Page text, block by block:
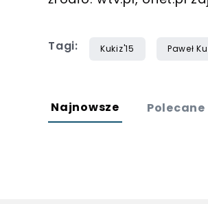
Tagi: Kukiz'15 Paweł
Najnowsze Polecane